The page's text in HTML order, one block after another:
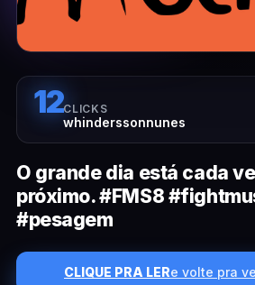
12CLICKS
whinderssonnunes
O grande dia está cada
próximo. #FMS8
#pesagem
CLIQUE PRA LERe volte pra